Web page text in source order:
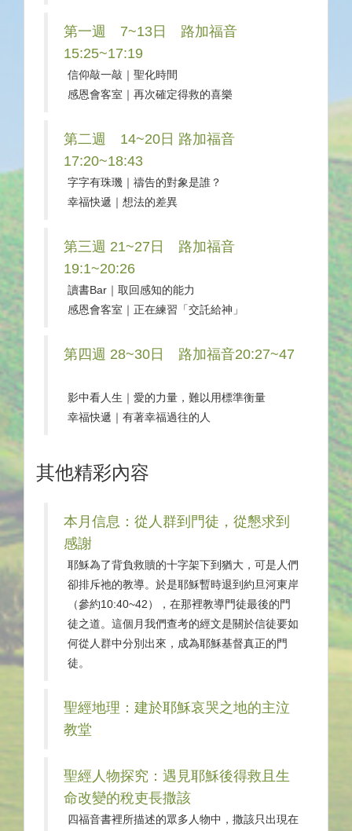
第一週 7~13日 路加福音
15:25~17:19
信仰敲一敲｜聖化時間
感恩會客室｜再次確定得救的喜樂
第二週 14~20日 路加福音
17:20~18:43
字字有珠璣｜禱告的對象是誰？
幸福快遞｜想法的差異
第三週 21~27日 路加福音
19:1~20:26
讀書Bar｜取回感知的能力
感恩會客室｜正在練習「交託給神」
第四週 28~30日 路加福音20:27~47
影中看人生｜愛的力量，難以用標準衡量
幸福快遞｜有著幸福過往的人
其他精彩內容
本月信息：從人群到門徒，從懇求到
感謝
耶穌為了背負救贖的十字架下到猶大，可是人們
卻排斥祂的教導。於是耶穌暫時退到約旦河東岸
（參約10:40~42），在那裡教導門徒最後的門
徒之道。這個月我們查考的經文是關於信徒要如
何從人群中分別出來，成為耶穌基督真正的門
徒。
聖經地理：建於耶穌哀哭之地的主泣
教堂
聖經人物探究：遇見耶穌後得救且生
命改變的稅吏長撒該
四福音書裡所描述的眾多人物中，撒該只出現在